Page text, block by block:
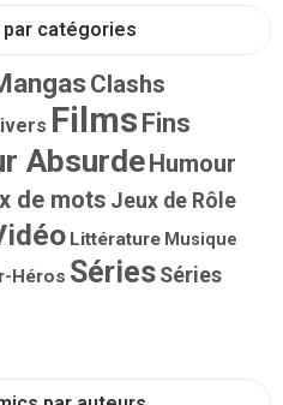
catégories
Clashs
Films Fins
AbsurdeHumour
de mots Jeux de Rôle
Littérature Musique
Héros Séries Séries